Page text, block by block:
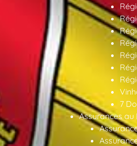
7
Assurances au